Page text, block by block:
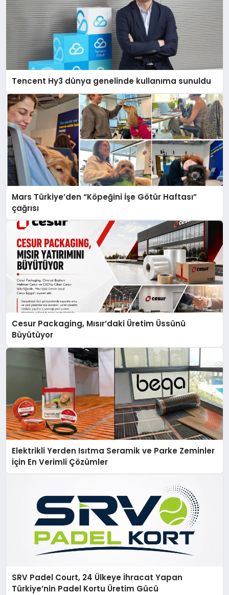
Tencent Hy3 dünya genelinde kullanıma sunuldu
Mars Türkiye’den “Köpeğini İşe Götür Haftası”
çağrısı
Cesur Packaging, Mısır’daki Üretim Üssünü
Büyütüyor
Elektrikli Yerden Isıtma Seramik ve Parke Zeminler
İçin En Verimli Çözümler
SRV Padel Court, 24 Ülkeye İhracat Yapan
Türkiye’nin Padel Kortu Üretim Gücü